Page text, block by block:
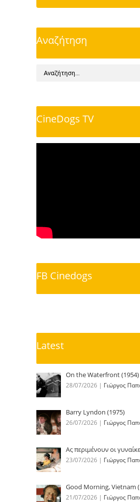
Αναζήτηση
CineDogs TV
FB Cinedogs
Latest
On the Waterfront (1954)
28/07/2026 | Γιώργος
Barry Lyndon (1975)
26/07/2026 | Γιώργος
Ας περιμένουν οι
23/07/2026 | Γιώργος
Good Morning, Vietnam
21/07/2026 | Γιώργος